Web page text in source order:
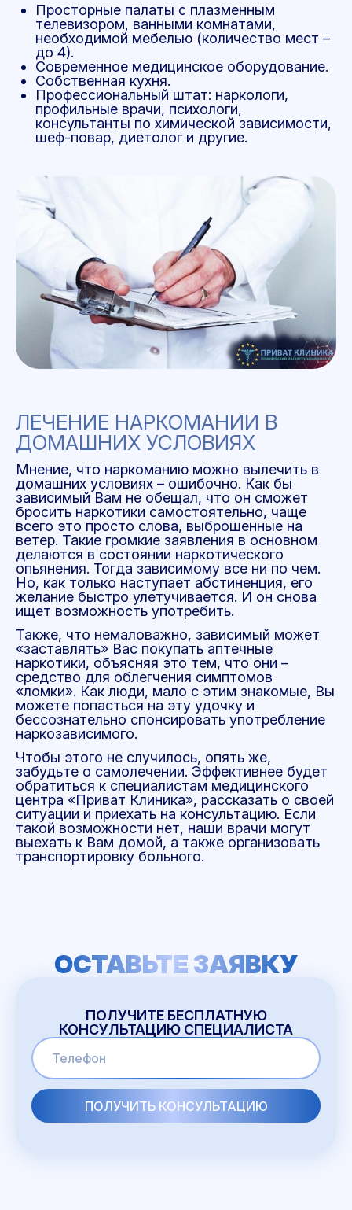
Просторные палаты с плазменным
телевизором, ванными комнатами,
необходимой мебелью (количество мест –
до 4).
Современное медицинское оборудование.
Собственная кухня.
Профессиональный штат: наркологи,
профильные врачи, психологи,
консультанты по химической зависимости,
шеф-повар, диетолог и другие.
ЛЕЧЕНИЕ НАРКОМАНИИ В
ДОМАШНИХ УСЛОВИЯХ
Мнение, что наркоманию можно вылечить в
домашних условиях – ошибочно. Как бы
зависимый Вам не обещал, что он сможет
бросить наркотики самостоятельно, чаще
всего это просто слова, выброшенные на
ветер. Такие громкие заявления в основном
делаются в состоянии наркотического
опьянения. Тогда зависимому все ни по чем.
Но, как только наступает абстиненция, его
желание быстро улетучивается. И он снова
ищет возможность употребить.
Также, что немаловажно, зависимый может
«заставлять» Вас покупать аптечные
наркотики, объясняя это тем, что они –
средство для облегчения симптомов
«ломки». Как люди, мало с этим знакомые, Вы
можете попасться на эту удочку и
бессознательно спонсировать употребление
наркозависимого.
Чтобы этого не случилось, опять же,
забудьте о самолечении. Эффективнее будет
обратиться к специалистам медицинского
центра «Приват Клиника», рассказать о своей
ситуации и приехать на консультацию. Если
такой возможности нет, наши врачи могут
выехать к Вам домой, а также организовать
транспортировку больного.
ОСТАВЬТЕ ЗАЯВКУ
ПОЛУЧИТЕ БЕСПЛАТНУЮ
КОНСУЛЬТАЦИЮ СПЕЦИАЛИСТА